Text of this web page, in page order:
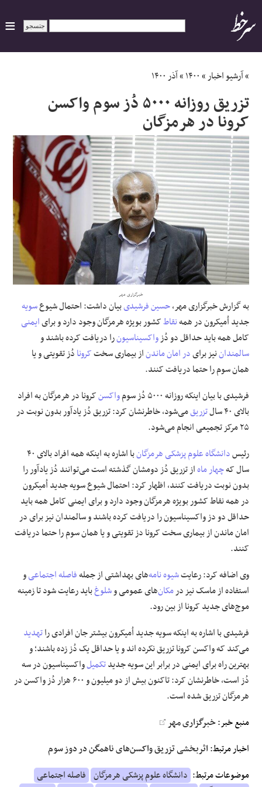
ایران
سیاسی
اقتصاد
ورزشی
جهان
اجتماعی
حوادث
علوم و فن آوری
فرهنگی و هنری
مقالات
»آرشیو اخبار»۱۴۰۰»آذر ۱۴۰۰
تزریق روزانه ۵۰۰۰ دُز سوم واکسن
کرونا در هرمزگان
خبرگزاری مهر
به گزارش خبرگزاری مهر،حسین فرشیدیبیان داشت: احتمال شیوعسویه
جدید اُمیکرون در همهنقاطکشور بویژه هرمزگان وجود دارد و برایایمنی
کامل همه باید حداقل دو دُزواکسیناسیونرا دریافت کرده باشند و
سالمنداننیز برایدر امانماندناز بیماری سختکرونادُز تقویتی و یا
همان سوم را حتما دریافت کنند.
فرشیدی با بیان اینکه روزانه ۵۰۰۰ دُز سوم
واکسنکرونا در هرمزگان به افراد
بالای ۴۰ سال
تزریقمی‌شود، خاطرنشان کرد: تزریق دُز یادآور بدون نوبت در
۲۵ مرکز تجمیعی انجام می‌شود.
رئیسدانشگاه علوم پزشکی هرمزگان
با اشاره به اینکه همه افراد بالای ۴۰
سال کهچهار ماهاز تزریق دُز دومشان گذشته است می‌توانند دُز یادآور را
بدون نوبت دریافت کنند، اظهار کرد: احتمال شیوع سویه جدید اُمیکرون
در همه نقاط کشور بویژه هرمزگان وجود دارد و برای ایمنی کامل همه باید
حداقل دو دز واکسیناسیون را دریافت کرده باشند و سالمندان نیز برای در
امان ماندن از بیماری سخت کرونا دز تقویتی و یا همان سوم را حتما دریافت
کنند.
وی اضافه کرد: رعایتشیوه نامه‌های بهداشتی از جملهفاصله اجتماعیو
استفاده از ماسک نیز درمکان‌های عمومی وشلوغباید رعایت شود تا زمینه
موج‌های جدید کرونا از بین رود.
فرشیدی با اشاره به اینکه سویه جدید اُمیکرون بیشتر جان افرادی راتهدید
می‌کند که واکسن کرونا تزریق نکرده اند و یا حداقل یک دُز زده باشند؛ و
بهترین راه برای ایمنی در برابر این سویه جدیدتکمیلواکسیناسیون در سه
دُز است، خاطرنشان کرد: تاکنون بیش از دو میلیون و ۶۰۰ هزار دُز واکسن در
هرمزگان تزریق شده است.
منبع خبر:خبرگزاری مهر
اخبار مرتبط:اثربخشی تزریق واکسن‌های ناهمگن در دوز سوم
موضوعات مرتبط: دانشگاه علوم پزشکی هرمزگان فاصله اجتماعی